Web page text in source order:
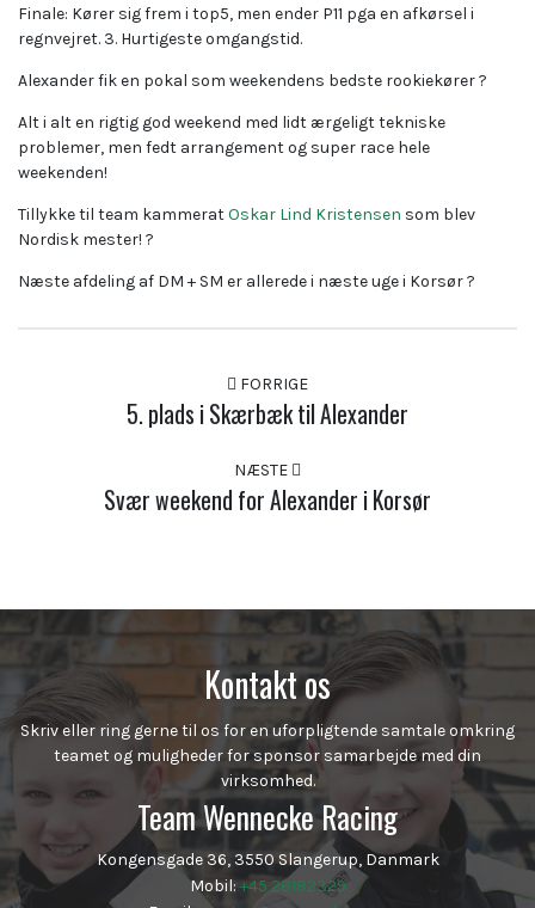
Finale: Kører sig frem i top5, men ender P11 pga en afkørsel i
regnvejret. 3. Hurtigeste omgangstid.
Alexander fik en pokal som weekendens bedste rookiekører?
Alt i alt en rigtig god weekend med lidt ærgeligt tekniske
problemer, men fedt arrangement og super race hele
weekenden!
Tillykke til team kammeratOskar Lind Kristensen som blev
Nordisk mester! ?
Næste afdeling af DM + SM er allerede i næste uge i Korsør?
FORRIGE
5. plads i Skærbæk til Alexander
NÆSTE
Svær weekend for Alexander i Korsør
Kontakt os
Skriv eller ring gerne til os for en uforpligtende samtale omkring
teamet og muligheder for sponsor samarbejde med din
virksomhed.
Team Wennecke Racing
Kongensgade 36, 3550 Slangerup, Danmark
Mobil: +45 28182329